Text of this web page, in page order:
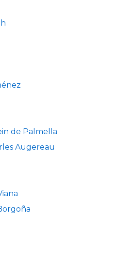
de Palmella
Augereau